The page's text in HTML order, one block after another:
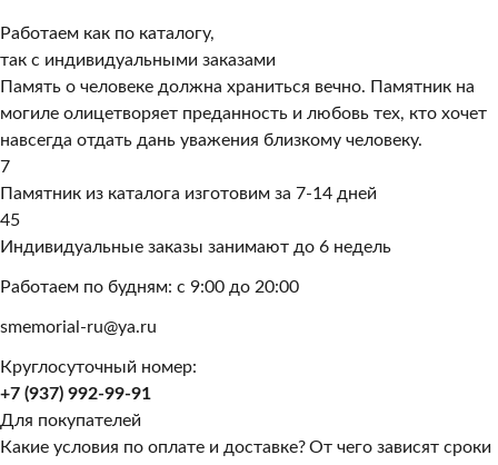
Работаем как по каталогу,
так с индивидуальными заказами
Память о человеке должна храниться вечно. Памятник на
могиле олицетворяет преданность и любовь тех, кто хочет
навсегда отдать дань уважения близкому человеку.
7
Памятник из каталога изготовим за 7-14 дней
45
Индивидуальные заказы занимают до 6 недель
Работаем по будням: с 9:00 до 20:00
smemorial-ru@ya.ru
Круглосуточный номер:
+7 (937) 992-99-91
Для покупателей
Какие условия по оплате и доставке?От чего зависят сроки